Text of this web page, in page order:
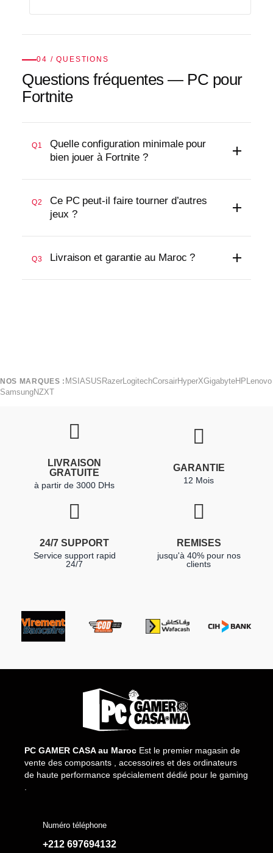
04 / QUESTIONS
Questions fréquentes — PC pour
Fortnite
Q1
Quelle configuration minimale pour
bien jouer à Fortnite ?
Q2
Ce PC peut-il faire tourner d’autres
jeux ?
Q3 Livraison et garantie au Maroc ?
NOS MARQUES : MSI ASUS RazerLogitechCorsairHyperXGigabyteHP Lenovo
SamsungNZXT
LIVRAISON
GRATUITE
à partir de 3000 DHs
GARANTIE
12 Mois
24/7 SUPPORT
Service support rapid
24/7
REMISES
jusqu'à 40% pour nos
clients
PC GAMER CASA au Maroc Est le premier magasin de
vente des composants , accessoires et des ordinateurs
de haute performance spécialement dédié pour le gaming
Numéro téléphone
+212 697694132